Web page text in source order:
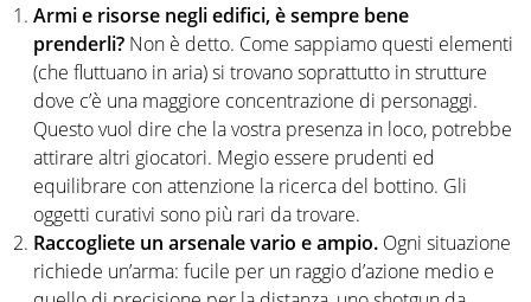
Armi e risorse negli edifici, è sempre bene
prenderli? Non è detto. Come sappiamo questi elementi
(che fluttuano in aria) si trovano soprattutto in strutture
dove c’è una maggiore concentrazione di personaggi.
Questo vuol dire che la vostra presenza in loco, potrebbe
attirare altri giocatori. Megio essere prudenti ed
equilibrare con attenzione la ricerca del bottino. Gli
oggetti curativi sono più rari da trovare.
Raccogliete un arsenale vario e ampio. Ogni situazione
richiede un’arma: fucile per un raggio d’azione medio e